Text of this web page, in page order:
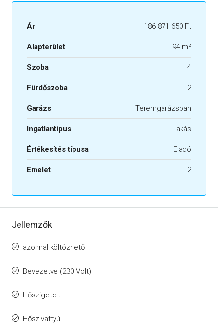
Ár 186 871 650 Ft
Alapterület 94 m²
Szoba 4
Fürdőszoba 2
Garázs Teremgarázsban
Ingatlantípus Lakás
Értékesítés típusa Eladó
Emelet 2
Jellemzők
azonnal költözhető
Bevezetve (230 Volt)
Hőszigetelt
Hőszivattyú